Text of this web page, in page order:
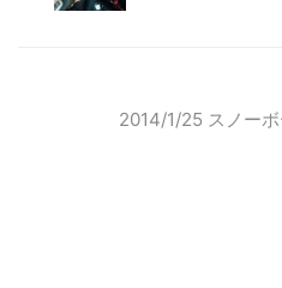
2014/1/25 スノー